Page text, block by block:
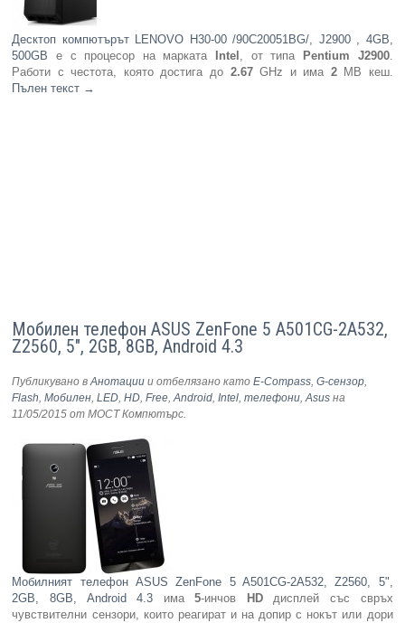
Консумативи
Аксесоари
Десктоп компютърът LENOVO H30-00 /90C20051BG/, J2900 , 4GB,
500GB е с процесор на марката Intel , от типаPentium J2900.
Работи с честота, която достига до 2.67GHz и има 2MB кеш.
Пълен текст →
Мобилен телефон ASUS ZenFone 5 A501CG-2A532,
Z2560, 5", 2GB, 8GB, Android 4.3
Публикувано вАнотации и отбелязано катоE-Compass,G-сензор,
Flash,Мобилен,LED,HD,Free,Android,Intel,телефони,Asus на
11/05/2015 от МОСТ Компютърс.
Мобилният телефон ASUS ZenFone 5 A501CG-2A532, Z2560, 5",
2GB, 8GB, Android 4.3 има5-инчов HDдисплей със свръх
чувствителни сензори, които реагират и на допир с нокът или дори